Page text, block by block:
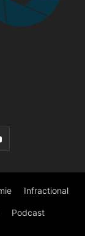
Infractional
Podcast